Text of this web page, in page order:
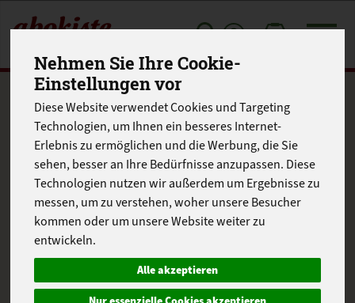
Nehmen Sie Ihre Cookie-
Einstellungen vor
Diese Website verwendet Cookies und Targeting
Technologien, um Ihnen ein besseres Internet-
Erlebnis zu ermöglichen und die Werbung, die Sie
sehen, besser an Ihre Bedürfnisse anzupassen. Diese
Technologien nutzen wir außerdem um Ergebnisse zu
messen, um zu verstehen, woher unsere Besucher
kommen oder um unsere Website weiter zu
entwickeln.
Alle akzeptieren
Produkte Frischetheke
Produkt "Puten-
Paprikagulasch
bratfertig gewürzt" nicht
verfügbar.
Das von Ihnen gesuchte Produkt ist leider zur Zeit nicht